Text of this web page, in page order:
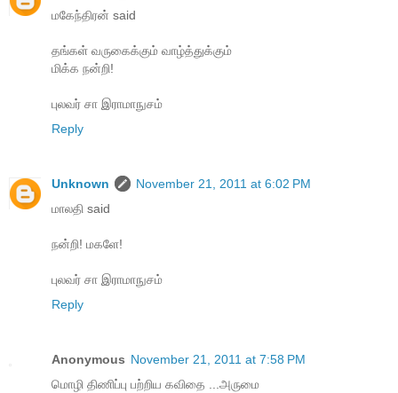
மகேந்திரன் said
தங்கள் வருகைக்கும் வாழ்த்துக்கும்
மிக்க நன்றி!
புலவர் சா இராமாநுசம்
Reply
Unknown
November 21, 2011 at 6:02 PM
மாலதி said
நன்றி! மகளே!
புலவர் சா இராமாநுசம்
Reply
Anonymous November 21, 2011 at 7:58 PM
மொழி திணிப்பு பற்றிய கவிதை ...அருமை